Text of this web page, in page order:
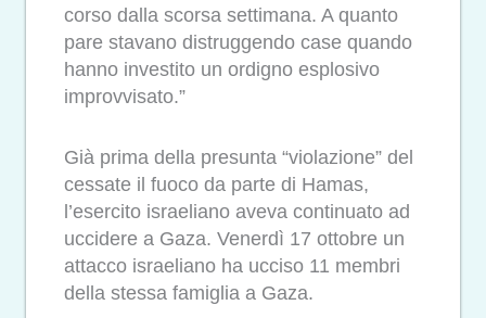
corso dalla scorsa settimana. A quanto
pare stavano distruggendo case quando
hanno investito un ordigno esplosivo
improvvisato.”
Già prima della presunta “violazione” del
cessate il fuoco da parte di Hamas,
l’esercito israeliano aveva continuato ad
uccidere a Gaza. Venerdì 17 ottobre un
attacco israeliano ha ucciso 11 membri
della stessa famiglia a Gaza.